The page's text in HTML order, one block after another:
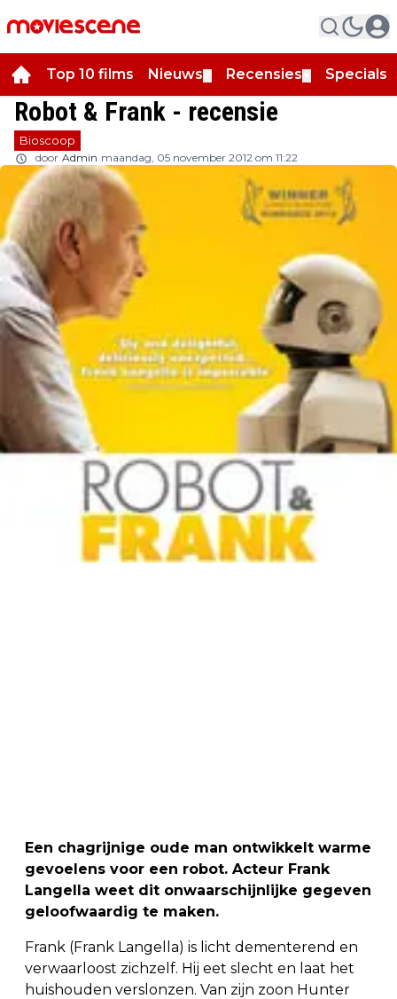
Top 10 films Nieuws Recensies Specials
Robot & Frank - recensie
Bioscoop
door Admin maandag, 05 november 2012 om 11:22
Een chagrijnige oude man ontwikkelt warme
gevoelens voor een robot. Acteur Frank
Langella weet dit onwaarschijnlijke gegeven
geloofwaardig te maken.
Frank (Frank Langella) is licht dementerend en
verwaarloost zichzelf. Hij eet slecht en laat het
huishouden verslonzen. Van zijn zoon Hunter